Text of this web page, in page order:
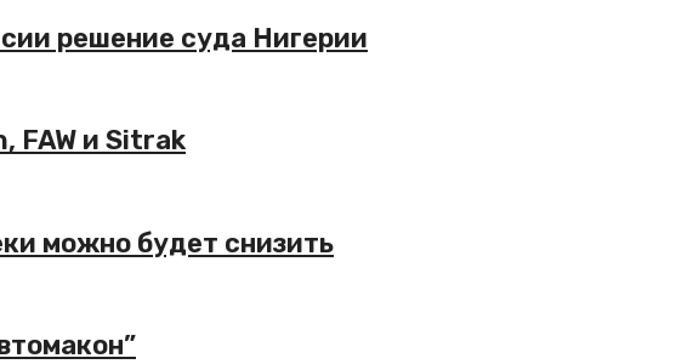
решение суда Нигерии
FAW и Sitrak
можно будет снизить